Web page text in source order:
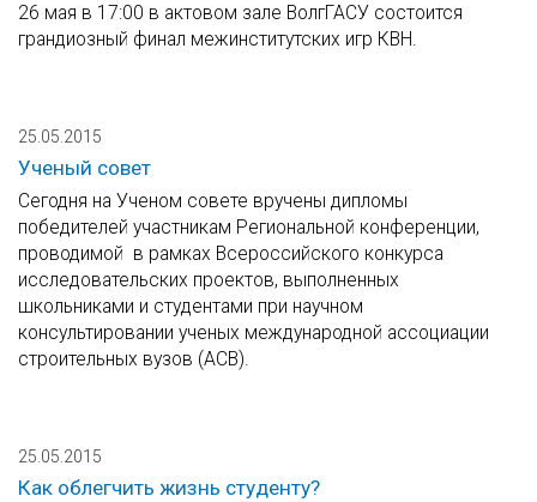
26 мая в 17:00 в актовом зале ВолгГАСУ состоится
грандиозный финал межинститутских игр КВН.
25.05.2015
Ученый совет
Сегодня на Ученом совете вручены дипломы
победителей участникам Региональной конференции,
проводимой в рамках Всероссийского конкурса
исследовательских проектов, выполненных
школьниками и студентами при научном
консультировании ученых международной ассоциации
строительных вузов (АСВ).
25.05.2015
Как облегчить жизнь студенту?